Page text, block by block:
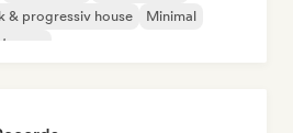
& progressiv house
Minimal